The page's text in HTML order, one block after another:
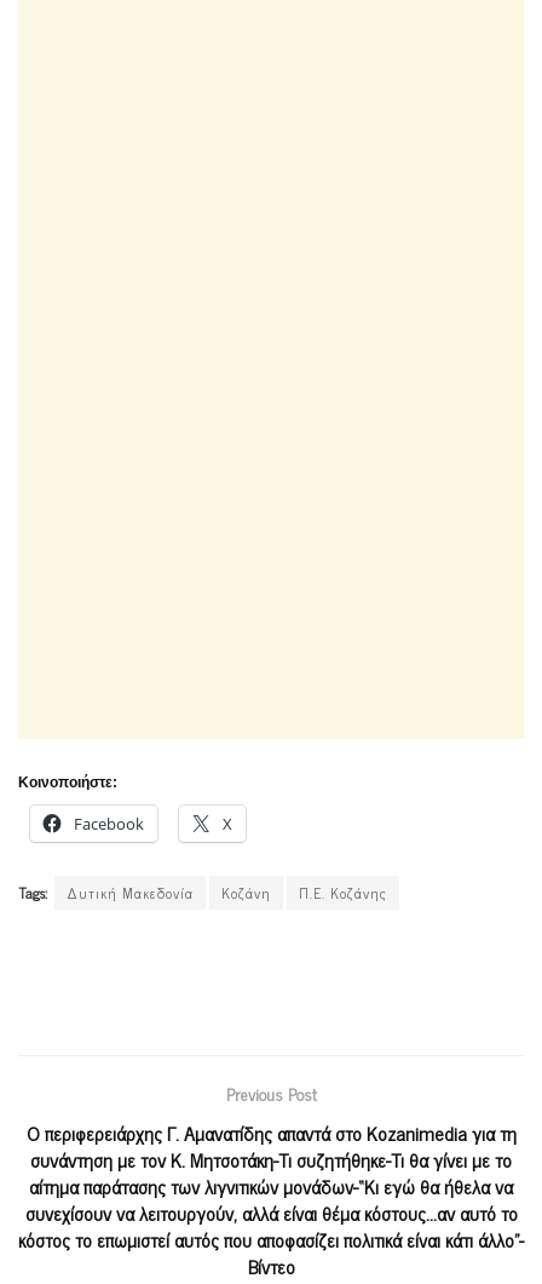
Κοινοποιήστε:
Facebook X
Tags: Δυτική Μακεδονία Κοζάνη Π.Ε. Κοζάνης
Previous Post
Ο περιφερειάρχης Γ. Αμανατίδης απαντά στο Kozanimedia για τη
συνάντηση με τον Κ. Μητσοτάκη-Τι συζητήθηκε-Τι θα γίνει με το
αίτημα παράτασης των λιγνιτικών μονάδων-“Κι εγώ θα ήθελα να
συνεχίσουν να λειτουργούν, αλλά είναι θέμα κόστους…αν αυτό το
κόστος το επωμιστεί αυτός που αποφασίζει πολιτικά είναι κάτι άλλο”-
Βίντεο